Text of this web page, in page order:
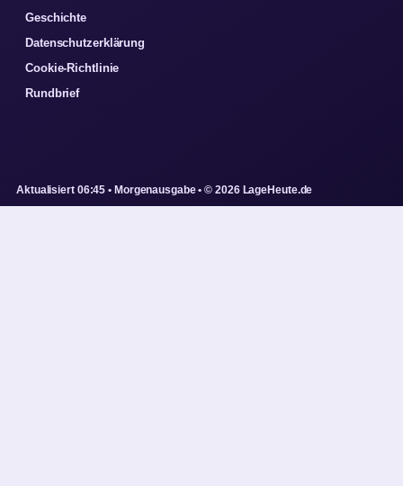
Geschichte
Datenschutzerklärung
Cookie-Richtlinie
Rundbrief
Aktualisiert 06:45 • Morgenausgabe • © 2026 LageHeute.de